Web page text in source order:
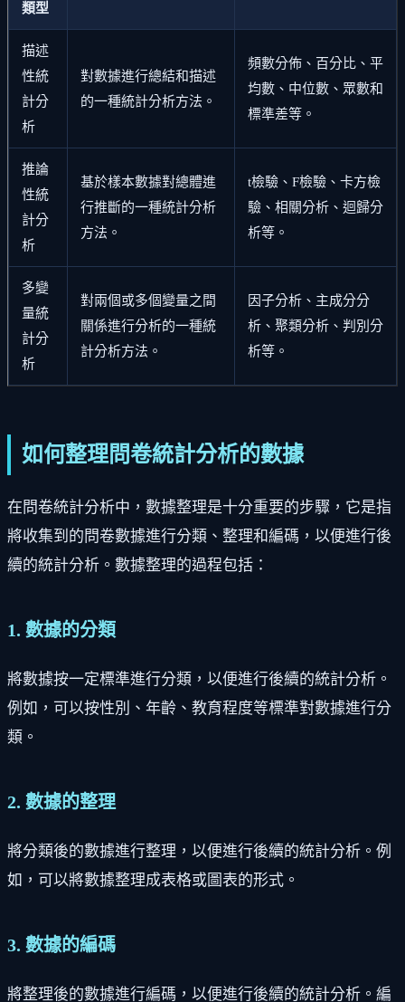
類型
描述
性統
計分
析
對數據進行總結和描述
的一種統計分析方法。
頻數分佈、百分比、平
均數、中位數、眾數和
標準差等。
推論
性統
計分
析
基於樣本數據對總體進
行推斷的一種統計分析
方法。
t檢驗、F檢驗、卡方檢
驗、相關分析、迴歸分
析等。
多變
量統
計分
析
對兩個或多個變量之間
關係進行分析的一種統
計分析方法。
因子分析、主成分分
析、聚類分析、判別分
析等。
如何整理問卷統計分析的數據
在問卷統計分析中，數據整理是十分重要的步驟，它是指
將收集到的問卷數據進行分類、整理和編碼，以便進行後
續的統計分析。數據整理的過程包括：
1. 數據的分類
將數據按一定標準進行分類，以便進行後續的統計分析。
例如，可以按性別、年齡、教育程度等標準對數據進行分
類。
2. 數據的整理
將分類後的數據進行整理，以便進行後續的統計分析。例
如，可以將數據整理成表格或圖表的形式。
3. 數據的編碼
將整理後的數據進行編碼，以便進行後續的統計分析。編